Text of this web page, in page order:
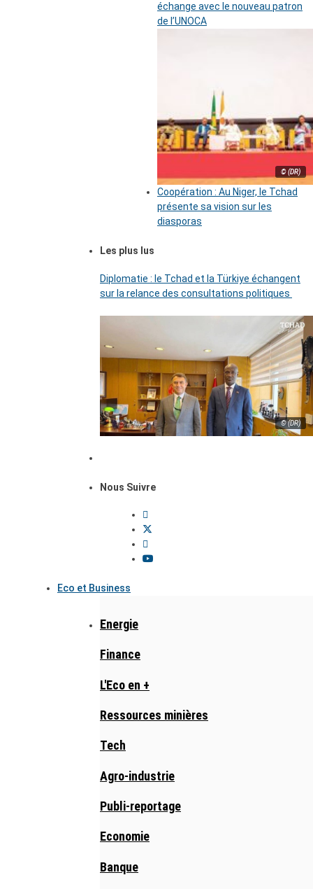
échange avec le nouveau patron
de l’UNOCA
© (DR)
Coopération : Au Niger, le Tchad
présente sa vision sur les
diasporas
Les plus lus
Diplomatie : le Tchad et la Türkiye échangent
sur la relance des consultations politiques
© (DR)
Nous Suivre
Eco et Business
Energie
Finance
L'Eco en +
Ressources minières
Tech
Agro-industrie
Publi-reportage
Economie
Banque